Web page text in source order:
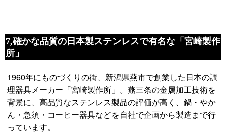
7,確かな品質の日本製ステンレスで有名な「宮崎製作
所」
1960年にものづくりの街、新潟県燕市で創業した日本の調
理器具メーカー「宮崎製作所」。燕三条の金属加工技術を
背景に、高品質なステンレス製品の評価が高く、鍋・やか
ん・急須・コーヒー器具などを自社で企画から製造まで行
っています。